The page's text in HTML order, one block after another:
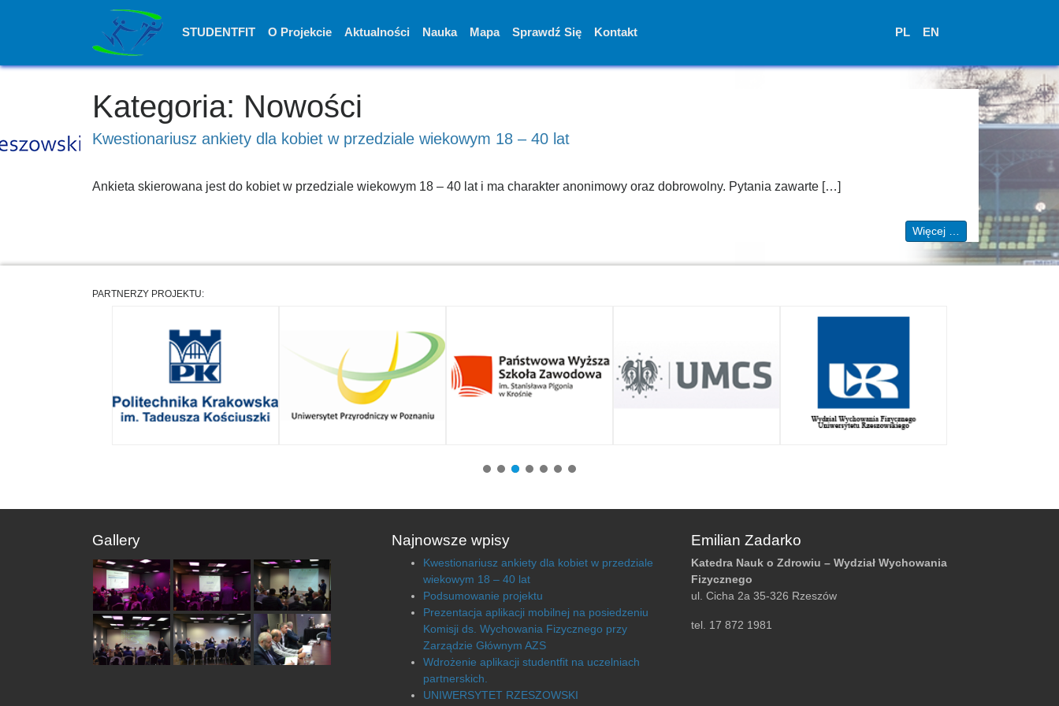
STUDENTFIT O Projekcie Aktualności Nauka Mapa Sprawdź Się Kontakt PL EN
Kategoria: Nowości
Kwestionariusz ankiety dla kobiet w przedziale wiekowym 18 – 40 lat
Ankieta skierowana jest do kobiet w przedziale wiekowym 18 – 40 lat i ma charakter anonimowy oraz dobrowolny. Pytania zawarte […]
Więcej …
PARTNERZY PROJEKTU:
Gallery Najnowsze wpisy
Kwestionariusz ankiety dla kobiet w przedziale
wiekowym 18 – 40 lat
Podsumowanie projektu
Prezentacja aplikacji mobilnej na posiedzeniu
Komisji ds. Wychowania Fizycznego przy
Zarządzie Głównym AZS
Wdrożenie aplikacji studentfit na uczelniach
partnerskich.
UNIWERSYTET RZESZOWSKI
Emilian Zadarko
Katedra Nauk o Zdrowiu – Wydział Wychowania
Fizycznego
ul. Cicha 2a 35-326 Rzeszów
tel. 17 872 1981